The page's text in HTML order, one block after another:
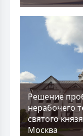
Решение
нерабочего
святого
Москва